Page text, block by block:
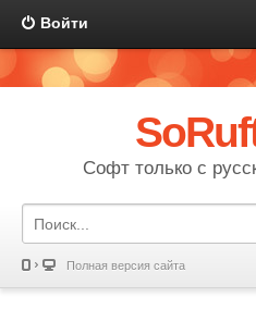
Войти
Софт только с
Полная версия сайта